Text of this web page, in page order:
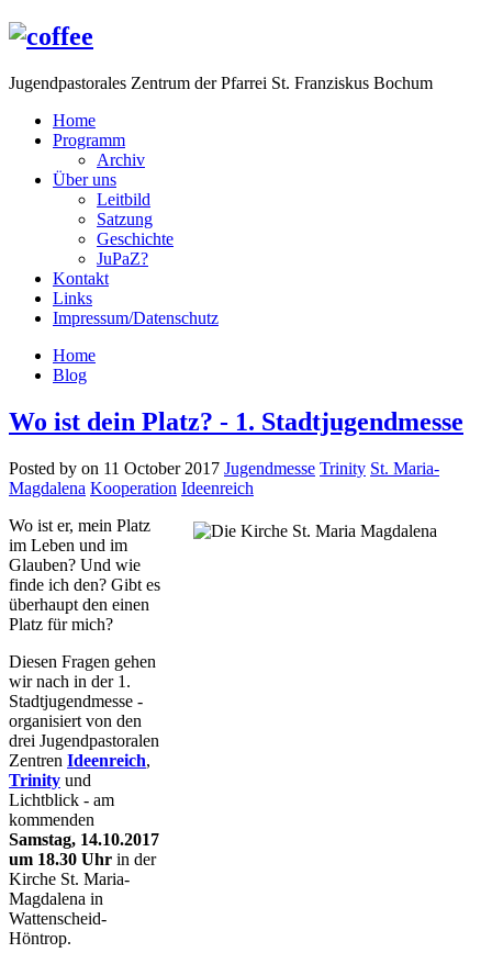
Jugendpastorales Zentrum der Pfarrei St. Franziskus Bochum
Home
Programm
Archiv
Über uns
Leitbild
Satzung
Geschichte
JuPaZ?
Kontakt
Links
Impressum/Datenschutz
Home
Blog
Wo ist dein Platz? - 1. Stadtjugendmesse
Posted by on 11 October 2017 Jugendmesse Trinity St. Maria-
Magdalena Kooperation Ideenreich
Wo ist er, mein Platz
im Leben und im
Glauben? Und wie
finde ich den? Gibt es
überhaupt den einen
Platz für mich?
Diesen Fragen gehen
wir nach in der 1.
Stadtjugendmesse -
organisiert von den
drei Jugendpastoralen
Zentren Ideenreich,
Trinity und
Lichtblick - am
kommenden
Samstag, 14.10.2017
um 18.30 Uhr in der
Kirche St. Maria-
Magdalena in
Wattenscheid-
Höntrop.